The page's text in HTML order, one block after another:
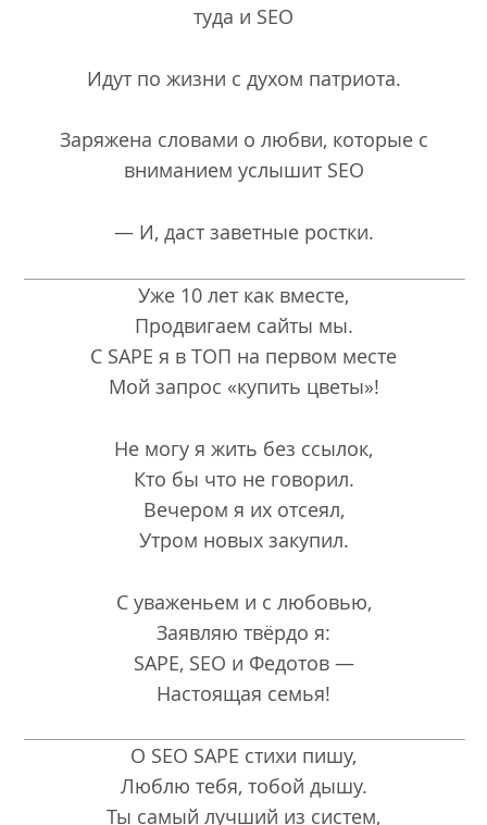
туда и SEO
Идут по жизни с духом патриота.
Заряжена словами о любви, которые с
вниманием услышит SEO
— И, даст заветные ростки.
Уже 10 лет как вместе,
Продвигаем сайты мы.
С SAPE я в ТОП на первом месте
Мой запрос «купить цветы»!
Не могу я жить без ссылок,
Кто бы что не говорил.
Вечером я их отсеял,
Утром новых закупил.
С уваженьем и с любовью,
Заявляю твёрдо я:
SAPE, SEO и Федотов —
Настоящая семья!
О SEO SAPE стихи пишу,
Люблю тебя, тобой дышу.
Ты самый лучший из систем,